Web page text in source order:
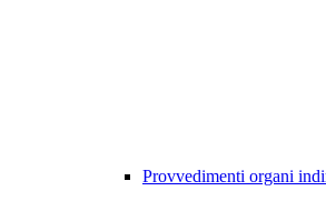
Provvedimenti organi